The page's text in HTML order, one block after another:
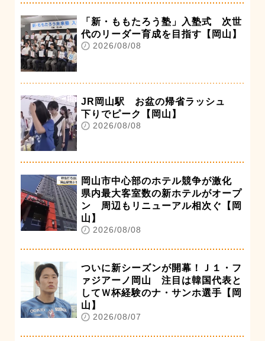
「新・ももたろう塾」入塾式 次世
代のリーダー育成を目指す【岡山】
2026/08/08
JR岡山駅 お盆の帰省ラッシュ
下りでピーク【岡山】
2026/08/08
岡山市中心部のホテル競争が激化
県内最大客室数の新ホテルがオープ
ン 周辺もリニューアル相次ぐ【岡
山】
2026/08/08
ついに新シーズンが開幕！Ｊ１・フ
ァジアーノ岡山 注目は韓国代表と
してＷ杯経験のナ・サンホ選手【岡
山】
2026/08/07